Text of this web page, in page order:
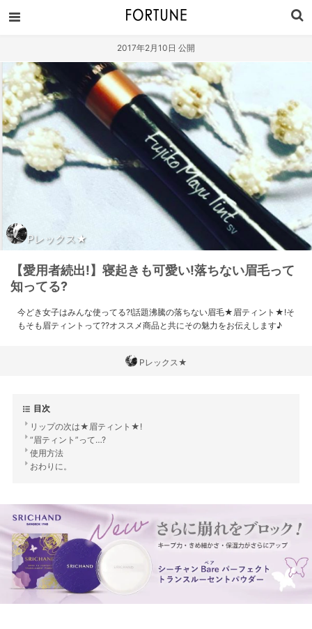
2017年2月10日 公開
Pレックス★
【愛用者続出!】寝起きも可愛い!落ちない眉毛って
知ってる?
今どき女子はみんな使ってる?!話題沸騰の落ちない眉毛★眉ティント★!そ
もそも眉ティントって??オススメ商品と共にその魅力をお伝えします♪
Pレックス★
目次
リップの次は★眉ティント★!
“眉ティント”って…?
使用方法
おわりに。